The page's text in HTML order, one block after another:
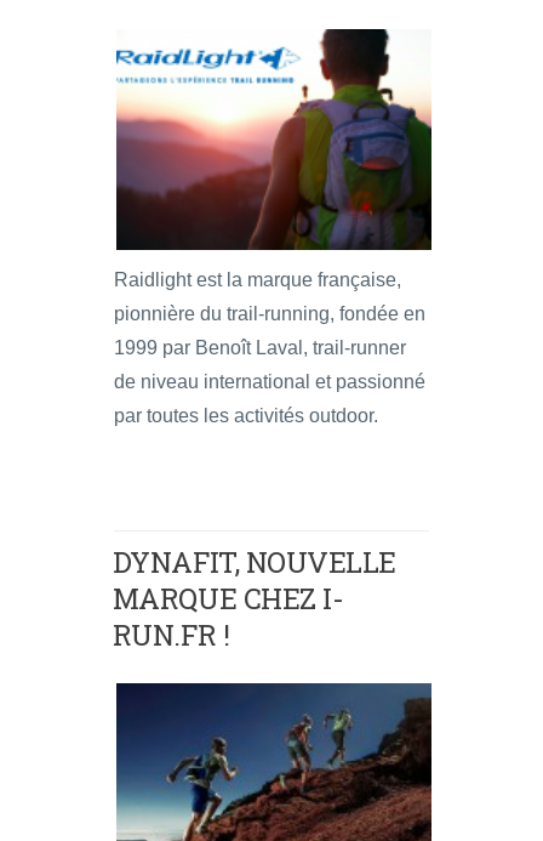
Raidlight est la marque française,
pionnière du trail-running, fondée en
1999 par Benoît Laval, trail-runner
de niveau international et passionné
par toutes les activités outdoor.
DYNAFIT, NOUVELLE
MARQUE CHEZ I-
RUN.FR !